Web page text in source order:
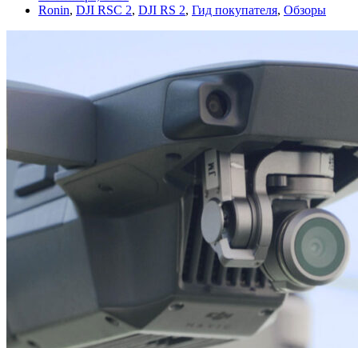
Ronin, DJI RSC 2, DJI RS 2, Гид покупателя, Обзоры